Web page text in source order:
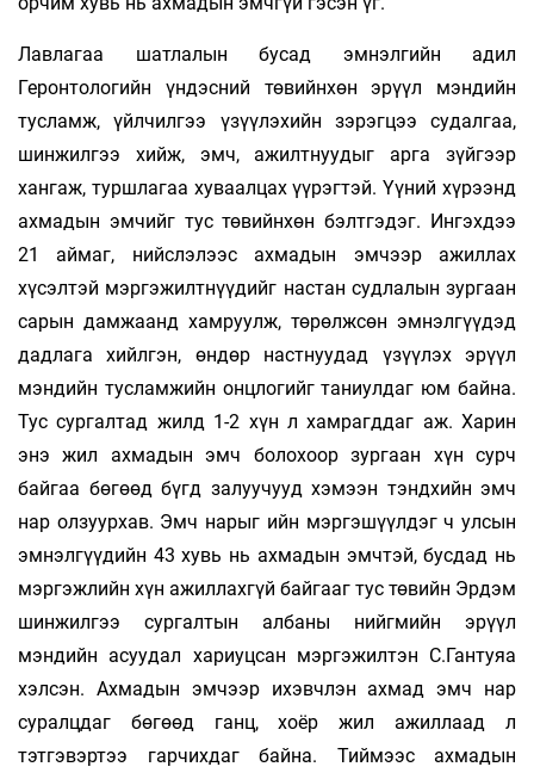
Лавлагаа шатлалын бусад эмнэлгийн адил
Геронтологийн үндэсний төвийнхөн эрүүл мэндийн
тусламж, үйлчилгээ үзүүлэхийн зэрэгцээ судалгаа,
шинжилгээ хийж, эмч, ажилтнуудыг арга зүйгээр
хангаж, туршлагаа хуваалцах үүрэгтэй. Үүний хүрээнд
ахмадын эмчийг тус төвийнхөн бэлтгэдэг. Ингэхдээ
21 аймаг, нийслэлээс ахмадын эмчээр ажиллах
хүсэлтэй мэргэжилтнүүдийг настан судлалын зургаан
сарын дамжаанд хамруулж, төрөлжсөн эмнэлгүүдэд
дадлага хийлгэн, өндөр настнуудад үзүүлэх эрүүл
мэндийн тусламжийн онцлогийг таниулдаг юм байна.
Тус сургалтад жилд 1-2 хүн л хамрагддаг аж. Харин
энэ жил ахмадын эмч болохоор зургаан хүн сурч
байгаа бөгөөд бүгд залуучууд хэмээн тэндхийн эмч
нар олзуурхав. Эмч нарыг ийн мэргэшүүлдэг ч улсын
эмнэлгүүдийн 43 хувь нь ахмадын эмчтэй, бусдад нь
мэргэжлийн хүн ажиллахгүй байгааг тус төвийн Эрдэм
шинжилгээ сургалтын албаны нийгмийн эрүүл
мэндийн асуудал хариуцсан мэргэжилтэн С.Гантуяа
хэлсэн. Ахмадын эмчээр ихэвчлэн ахмад эмч нар
суралцдаг бөгөөд ганц, хоёр жил ажиллаад л
тэтгэвэртээ гарчихдаг байна. Тиймээс ахмадын